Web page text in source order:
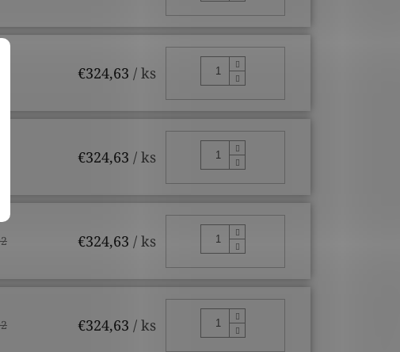
€324,63 / ks
€324,63 / ks
€324,63 / ks
€324,63 / ks